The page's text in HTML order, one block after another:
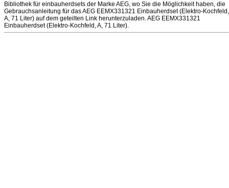
Bibliothek für einbauherdsets der Marke AEG, wo Sie die Möglichkeit haben, die
Gebrauchsanleitung für das AEG EEMX331321 Einbauherdset (Elektro-Kochfeld,
A, 71 Liter) auf dem geteilten Link herunterzuladen. AEG EEMX331321
Einbauherdset (Elektro-Kochfeld, A, 71 Liter).